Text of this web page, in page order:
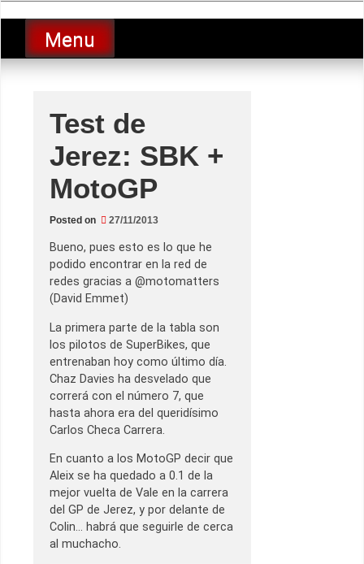
to
contentLucio Lopez GP
luciolopezgp
Menu
Test de
Jerez: SBK +
MotoGP
Posted on 27/11/2013
Bueno, pues esto es lo que he
podido encontrar en la red de
redes gracias a @motomatters
(David Emmet)
La primera parte de la tabla son
los pilotos de SuperBikes, que
entrenaban hoy como último día.
Chaz Davies ha desvelado que
correrá con el número 7, que
hasta ahora era del queridísimo
Carlos Checa Carrera.
En cuanto a los MotoGP decir que
Aleix se ha quedado a 0.1 de la
mejor vuelta de Vale en la carrera
del GP de Jerez, y por delante de
Colin… habrá que seguirle de cerca
al muchacho.